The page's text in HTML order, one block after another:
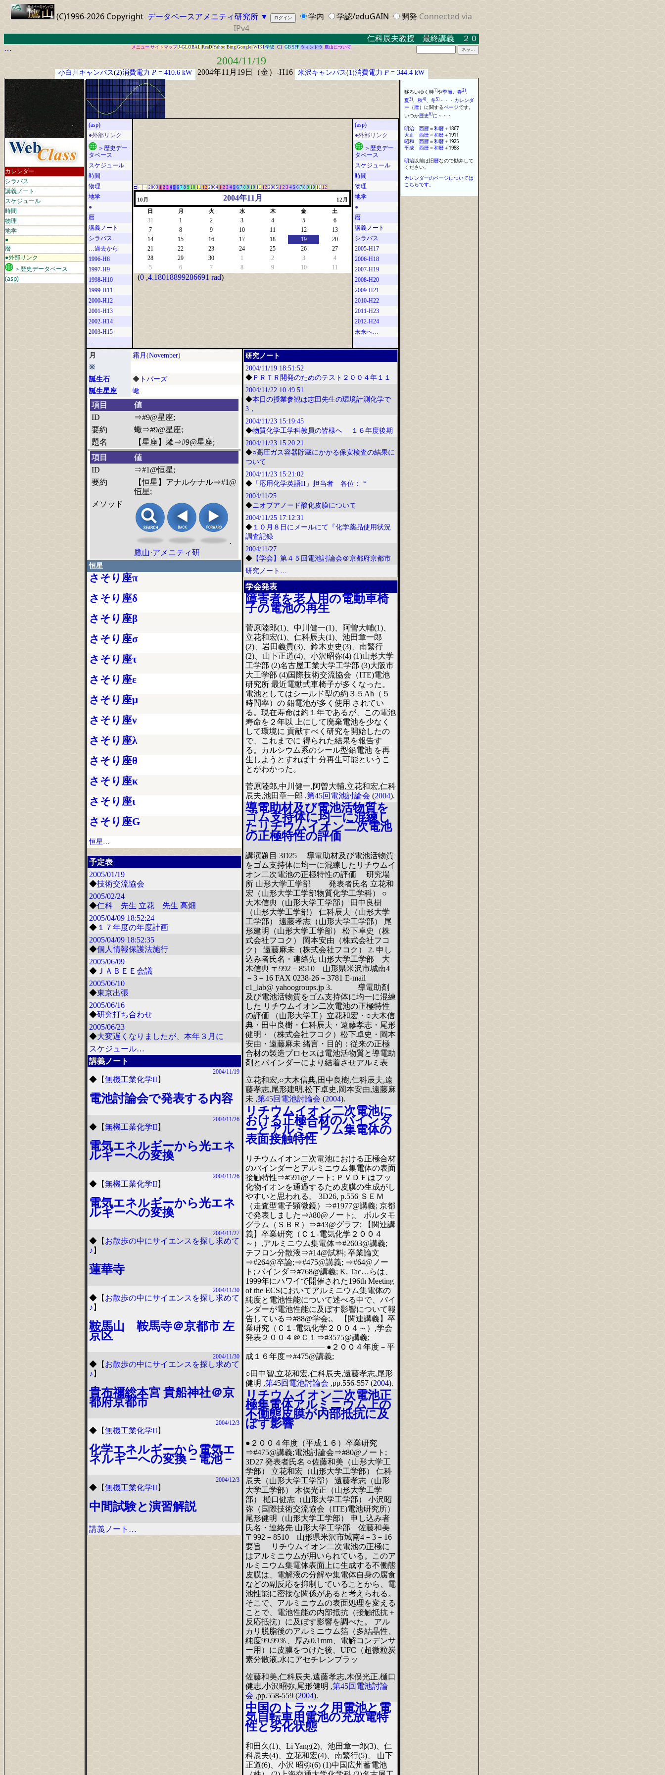
(C)1996-2026 Copyright データベースアメニティ研究所 ▼ 学内 学認/eduGAIN 開発 Connected via
IPv4
仁科辰夫教授 最終講義 ２０２３．３．１７ 米沢キャンパス中示Ａ
…
メニュー サイトマップ J-GLOBAL ReaD Yahoo Bing Google WIKI 学認 C1 GB SPF ウィンドウ 鷹山について
2004/11/19
小白川キャンパス(2)消費電力 P= 410.6 kW 2004年11月19日（金）-H16 米沢キャンパス(1)消費電力 P =344.4 kW
カレンダー
シラバス
講義ノート
スケジュール
時間
物理
地学
●
暦
●外部リンク
＞歴史データベース
(asp)
(asp)
●外部リンク
＞歴史デー
タベース
スケジュール
時間
物理
地学
●
暦
講義ノート
シラバス
…過去から
1996-H8
1997-H9
1998-H10
1999-H11
2000-H12
2001-H13
2002-H14
2003-H15
…
□ ← → 2003 1 2 3 4 5 6 7 8 9 10 11 12 2004 1 2 3 4 5 6 7 8 9 10 11 12 2005 1 2 3 4 5 6 7 8 9 10 11 12
10月 2004年11月 12月
日 月 火 水 木 金 土
31 1 2 3 4 5
6
7
8 9 10 11 12
13
14
15 16 17 18 19
20
21
22 23 24 25 26
27
28
29 30 1 2 3
4
5
6 7 8 9 10 11
(0 ,4.18018899286691 rad)
(asp)
●外部リンク
＞歴史デー
タベース
スケジュール
時間
物理
地学
●
暦
講義ノート
シラバス
2005-H17
2006-H18
2007-H19
2008-H20
2009-H21
2010-H22
2011-H23
2012-H24
未来へ…
…
月 霜月 (November)
※
誕生石
◆ トパーズ
誕生星座
蠍
項目
値
ID
⇒#9@星座;
要約
蠍⇒#9@星座;
題名
【星座】蠍⇒#9@星座;
項目
値
ID
⇒#1@恒星;
要約
【恒星】アナルケナル⇒#1@
恒星;
メソッド
·
鷹山·アメニティ研
恒星
さそり座π
さそり座δ
さそり座β
さそり座σ
さそり座τ
さそり座ε
さそり座μ
さそり座ν
さそり座λ
さそり座θ
さそり座κ
さそり座ι
さそり座G
恒星…
予定表
2005/01/19
◆技術交流協会
2005/02/24
◆仁科 先生 立花 先生 高畑
2005/04/09 18:52:24
◆ １７年度の年度計画
2005/04/09 18:52:35
◆個人情報保護法施行
2005/06/09
◆ ＪＡＢＥＥ会議
2005/06/10
◆東京出張
2005/06/16
◆研究打ち合わせ
2005/06/23
◆大変遅くなりましたが、本年３月に
スケジュール…
講義ノート
2004/11/19
◆ 【無機工業化学II】
電池討論会で発表する内容
2004/11/26
◆ 【無機工業化学II】
電気エネルギーから光エネ
ルギーへの変換
2004/11/26
◆ 【無機工業化学II】
電気エネルギーから光エネ
ルギーへの変換
2004/11/27
◆ 【 お散歩の中にサイエンスを探し求めて
♪ 】
蓮華寺
2004/11/30
◆ 【 お散歩の中にサイエンスを探し求めて
♪ 】
鞍馬山 鞍馬寺＠京都市 左
京区
2004/11/30
◆ 【 お散歩の中にサイエンスを探し求めて
♪ 】
貴布禰総本宮 貴船神社＠京
都府京都市
2004/12/3
◆ 【無機工業化学II】
化学エネルギーから電気エ
ネルギーへの変換－電池－
2004/12/3
◆ 【無機工業化学II】
中間試験と演習解説
講義ノート…
研究ノート
2004/11/19 18:51:52
◆ ＰＲＴＲ開発のためのテスト２００４年１１
2004/11/22 10:49:51
◆本日の授業参観は志田先生の環境計測化学で
3，
2004/11/23 15:19:45
◆物質化学工学科教員の皆様へ １６年度後期
2004/11/23 15:20:21
◆○高圧ガス容器貯蔵にかかる保安検査の結果に
ついて
2004/11/23 15:21:02
◆ 「応用化学英語II」担当者 各位： *
2004/11/25
◆ニオブアノード酸化皮膜について
2004/11/25 17:12:31
◆ １０月８日にメールにて『化学薬品使用状況
調査記録
2004/11/27
◆ 【学会】第４５回電池討論会＠京都府京都市
研究ノート…
学会発表
障害者を老人用の電動車椅
子の電池の再生
菅原陸郎(1)、中川健一(1)、阿曽大輔(1)、
立花和宏(1)、仁科辰夫(1)、池田章一郎
(2)、岩田義貴(3)、鈴木吏史(3)、南繁行
(2)、山下正道(4)、小沢昭弥(4) (1)山形大学
工学部 (2)名古屋工業大学工学部 (3)大阪市
大工学部 (4)国際技術交流協会（ITE)電池
研究所 最近電動式車椅子が多くなった。
電池としてはシールド型の約３５Ah（５
時間率）の 鉛電池が多く使用 されてい
る。現在寿命は約１年であるが、この電池
寿命を２年以 上にして廃棄電池を少なく
して環境に 貢献すべく研究を開始したの
で、これまでに 得られた結果を報告す
る。カルシウム系のシール型鉛電池 を再
生しようとすれば十 分再生可能というこ
とがわかった。
菅原陸郎,中川健一,阿曽大輔,立花和宏,仁科
辰夫,池田章一郎 ,第45回電池討論会 (2004).
導電助材及び電池活物質を
ゴム支持体に均一に混練し
たリチウムイオン二次電池
の正極特性の評価
講演題目 3D25 導電助材及び電池活物質
をゴム支持体に均一に混練したリチウムイ
オン二次電池の正極特性の評価 研究場
所 山形大学工学部 発表者氏名 立花和
宏（山形大学工学部物質化学工学科） ○
大木信典（山形大学工学部） 田中良樹
（山形大学工学部） 仁科辰夫（山形大学
工学部） 遠藤孝志（山形大学工学部） 尾
形建明（山形大学工学部） 松下卓史（株
式会社フコク） 岡本安由（株式会社フコ
ク） 遠藤麻未（株式会社フコク） 2. 申し
込み者氏名・連絡先 山形大学工学部 大
木信典 〒992－8510 山形県米沢市城南4
－3－16 FAX 0238-26－3781 E-mail
c1_lab@ yahoogroups.jp 3. 導電助剤
及び電池活物質をゴム支持体に均一に混練
した リチウムイオン二次電池の正極特性
の評価 （山形大学工）立花和宏・○大木信
典・田中良樹・仁科辰夫・遠藤孝志・尾形
健明・（株式会社フコク）松下卓史・岡本
安由・遠藤麻未 緒言・目的：従来の正極
合材の製造プロセスは電池活物質と導電助
剤とバインダーにより結着させアルミ表
立花和宏,○大木信典,田中良樹,仁科辰夫,遠
藤孝志,尾形建明,松下卓史,岡本安由,遠藤麻
未 ,第45回電池討論会 (2004).
リチウムイオン二次電池に
おける正極合材のバインダ
ーとアルミニウム集電体の
表面接触特性
リチウムイオン二次電池における正極合材
のバインダーとアルミニウム集電体の表面
接触特性⇒#591@ノート; ＰＶＤＦはフッ
化物イオンを通過するため皮膜の生成がし
やすいと思われる。 3D26, p.556 ＳＥＭ
（走査型電子顕微鏡）⇒#1977@講義; 京都
で発表しました⇒#80@ノート;。 ボルタモ
グラム（ＳＢＲ）⇒#43@グラフ; 【関連講
義】卒業研究（Ｃ１-電気化学２００４
～）,アルミニウム集電体⇒#2603@講義;
テフロン分散液⇒#14@試料; 卒業論文
⇒#264@卒論;⇒#475@講義; ⇒#64@ノー
ト; バインダ⇒#768@講義; K. Tac…らは、
1999年にハワイで開催された196th Meeting
of the ECSにおいてアルミニウム集電体の
純度と電池性能について述べる中で、バイ
ンダーが電池性能に及ぼす影響について報
告している⇒#88@学会;。 【関連講義】卒
業研究（Ｃ１-電気化学２００４～）,学会
発表２００４＠Ｃ１⇒#3575@講義;
―――――――――― ●２００４年度－平
成１６年度⇒#475@講義;
○田中智,立花和宏,仁科辰夫,遠藤孝志,尾形
健明 ,第45回電池討論会 ,pp.556-557 (2004).
リチウムイオン二次電池正
極集電体アルミニウム上の
不働態皮膜が内部抵抗に及
ぼす影響
●２００４年度（平成１６）卒業研究
⇒#475@講義;電池討論会⇒#80@ノート;
3D27 発表者氏名 ○佐藤和美（山形大学工
学部） 立花和宏（山形大学工学部） 仁科
辰夫（山形大学工学部） 遠藤孝志（山形
大学工学部） 木俣光正（山形大学工学
部） 樋口健志（山形大学工学部） 小沢昭
弥（国際技術交流協会（ITE)電池研究所）
尾形健明（山形大学工学部） 申し込み者
氏名・連絡先 山形大学工学部 佐藤和美
〒992－8510 山形県米沢市城南4－3－16
要旨 リチウムイオン二次電池の正極に
はアルミニウムが用いられている。このア
ルミニウム集電体表面上に生成する不働態
皮膜は、電解液の分解や集電体自身の腐食
などの副反応を抑制していることから、電
池性能に密接な関係があると考えられる。
そこで、アルミニウムの表面処理を変える
ことで、電池性能の内部抵抗（接触抵抗＋
反応抵抗）に及ぼす影響を調べた。 アル
カリ脱脂後のアルミニウム箔（多結晶性、
純度99.99％、厚み0.1mm、電解コンデンサ
ー用）に皮膜をつけた後、UFC（超微粒炭
素分散液,水にアセチレンブラッ
佐藤和美,仁科辰夫,遠藤孝志,木俣光正,樋口
健志,小沢昭弥,尾形健明 ,第45回電池討論
会 ,pp.558-559 (2004).
中国のトラック用電池と電
気自転車用電池の充放電特
性と劣化状態
和田久(1)、Li Yang(2)、池田章一郎(3)、仁
科辰夫(4)、立花和宏(4)、南繁行(5)、 山下
正道(6)、小沢 昭弥(6) (1)中国広州蓄電池
移ろいゆく時1)や季節。 春2)、
夏3)、 秋4)、 冬5)・ ・ ・ カレンダ
ー （暦） に関するページです。
いつか歴史6)に ・ ・
・
明治
西暦＝和暦＋ 1867
大正
西暦＝和暦＋ 1911
昭和
西暦＝和暦＋ 1925
平成
西暦＝和暦＋ 1988
明治以前は旧暦なので勘弁して
ください。
カレンダーのページについては
こちらです。